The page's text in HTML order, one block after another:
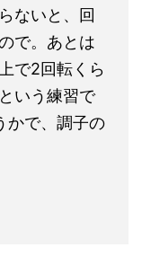
ないと、回
で。あとは
で2回転くら
いう練習で
かで、調子の